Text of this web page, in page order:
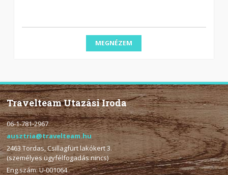
MEGNÉZEM
Travelteam Utazási Iroda
06-1-781-2967
ausztria@travelteam.hu
2463 Tordas, Csillagfürt lakókert 3.
(személyes ügyfélfogadás nincs)
Eng.szám: U-001064